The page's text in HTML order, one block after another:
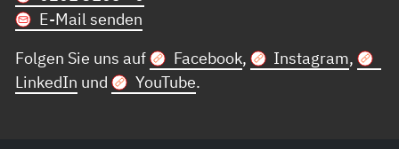
E-Mail senden
Folgen Sie uns auf
Facebook, Instagram,
LinkedIn und YouTube.